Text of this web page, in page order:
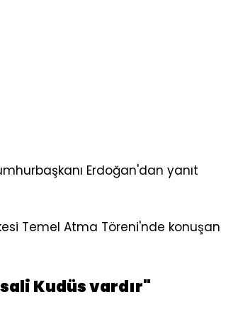
Erdoğan'dan yanıt
Temel Atma Töreni'nde konuşan
Kudüs vardır"